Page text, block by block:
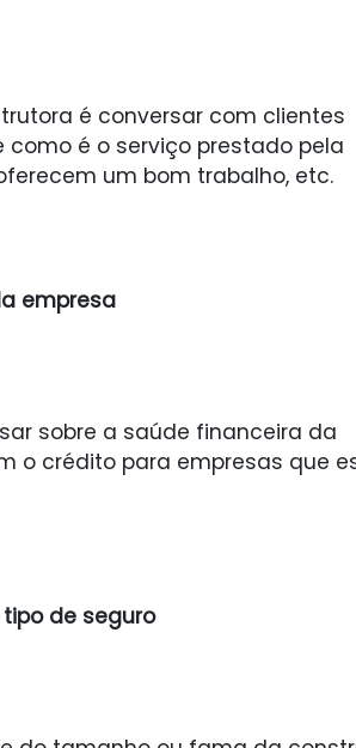
é conversar com clientes
é o serviço prestado pela
um bom trabalho, etc.
empresa
sobre a saúde financeira da
o crédito para empresas que
de seguro